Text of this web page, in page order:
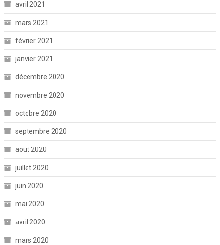
avril 2021
mars 2021
février 2021
janvier 2021
décembre 2020
novembre 2020
octobre 2020
septembre 2020
août 2020
juillet 2020
juin 2020
mai 2020
avril 2020
mars 2020